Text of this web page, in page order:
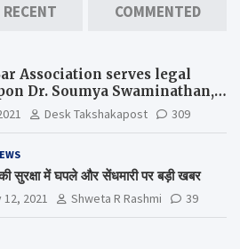
RECENT COMMENTED
Association serves legal
Dr. Soumya Swaminathan,
Scientist, WHO
Desk Takshakapost 309
सुरक्षा में घपले और सेंधमारी पर बड़ी खबर
2021 Shweta R Rashmi 39